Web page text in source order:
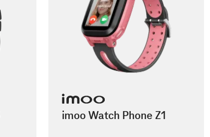
imoo Watch Phone Z1